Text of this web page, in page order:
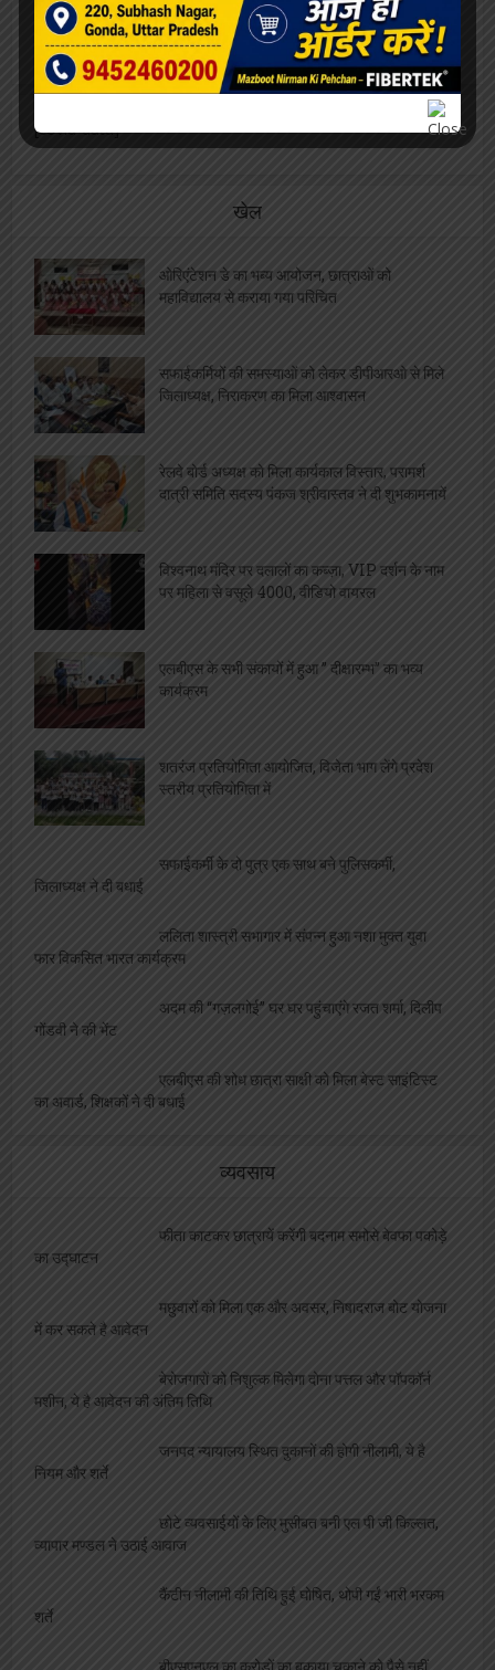
[covid-data]
खेल
ओरिएंटेशन डे का भब्य आयोजन, छात्राओं को
महाविद्यालय से कराया गया परिचित
सफाईकर्मियों की समस्याओं को लेकर डीपीआरओ से मिले
जिलाध्यक्ष, निराकरण का मिला आश्वासन
रेलवे बोर्ड अध्यक्ष को मिला कार्यकाल विस्तार, परामर्श
दात्री समिति सदस्य पंकज श्रीवास्तव ने दी शुभकामनायें
विश्वनाथ मंदिर पर दलालों का कब्ज़ा, VIP दर्शन के नाम
पर महिला से वसूले 4000, वीडियो वायरल
एलबीएस के सभी संकायों में हुआ ” दीक्षारम्भ” का भव्य
कार्यक्रम
शतरंज प्रतियोगिता आयोजित, विजेता भाग लेंगे प्रदेश
स्तरीय प्रतियोगिता में
सफाईकर्मी के दो पुत्र एक साथ बने पुलिसकर्मी,
जिलाध्यक्ष ने दी बधाई
ललिता शास्त्री सभागार में संपन्न हुआ नशा मुक्त युवा
फार विकसित भारत कार्यक्रम
अदम की “गज़लगोई” घर घर पहुंचाएंगे रजत शर्मा, दिलीप
गोंडवी ने की भेंट
एलबीएस की शोध छात्रा साक्षी को मिला बेस्ट साइंटिस्ट
का अवार्ड, शिक्षकों ने दी बधाई
व्यवसाय
फीता काटकर छात्रायें करेंगी बदनाम समोसे बेवफा पकोड़े
का उद्घाटन
मछुवारों को मिला एक और अवसर, निषादराज बोट योजना
में कर सकते है आवेदन
बेरोजगारों को निशुल्क मिलेगा दोना पत्तल और पॉपकॉर्न
मशीन, ये है आवेदन की अंतिम तिथि
जनपद न्यायालय स्थित दुकानों की होगी नीलामी, ये है
नियम और शर्ते
छोटे व्यवसाईयों के लिए मुसीबत बनी एल पी जी किल्लत,
व्यापार मण्डल ने उठाई आवाज
कैंटीन नीलामी की तिथि हुई घोषित, थोपी गईं भारी भरकम
शर्ते